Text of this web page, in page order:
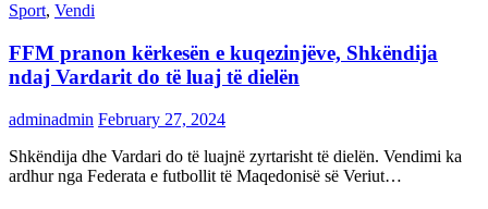
Sport, Vendi
FFM pranon kërkesën e kuqezinjëve, Shkëndija
ndaj Vardarit do të luaj të dielën
adminadmin February 27, 2024
Shkëndija dhe Vardari do të luajnë zyrtarisht të dielën. Vendimi ka
ardhur nga Federata e futbollit të Maqedonisë së Veriut…